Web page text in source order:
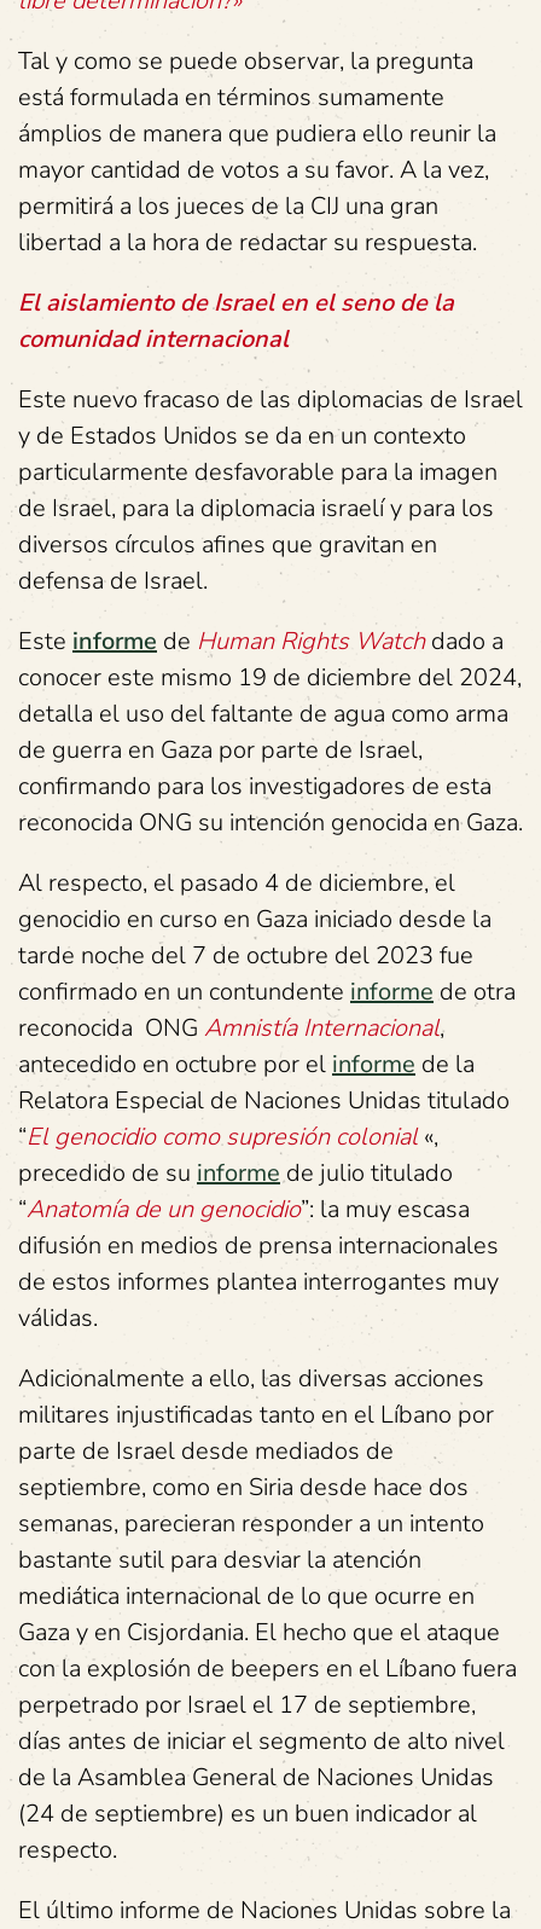
Tal y como se puede observar, la pregunta
está formulada en términos sumamente
ámplios de manera que pudiera ello reunir la
mayor cantidad de votos a su favor. A la vez,
permitirá a los jueces de la CIJ una gran
libertad a la hora de redactar su respuesta.
El aislamiento de Israel en el seno de la
comunidad internacional
Este nuevo fracaso de las diplomacias de Israel
y de Estados Unidos se da en un contexto
particularmente desfavorable para la imagen
de Israel, para la diplomacia israelí y para los
diversos círculos afines que gravitan en
defensa de Israel.
Este informe de Human Rights Watchdado a
conocer este mismo 19 de diciembre del 2024,
detalla el uso del faltante de agua como arma
de guerra en Gaza por parte de Israel,
confirmando para los investigadores de esta
reconocida ONG su intención genocida en Gaza.
Al respecto, el pasado 4 de diciembre, el
genocidio en curso en Gaza iniciado desde la
tarde noche del 7 de octubre del 2023 fue
confirmado en un contundente informede otra
reconocida ONG Amnistía Internacional,
antecedido en octubre por el informe de la
Relatora Especial de Naciones Unidas titulado
“El genocidio como supresión colonial«,
precedido de su informede julio titulado
“Anatomía de un genocidio”: la muy escasa
difusión en medios de prensa internacionales
de estos informes plantea interrogantes muy
válidas.
Adicionalmente a ello, las diversas acciones
militares injustificadas tanto en el Líbano por
parte de Israel desde mediados de
septiembre, como en Siria desde hace dos
semanas, parecieran responder a un intento
bastante sutil para desviar la atención
mediática internacional de lo que ocurre en
Gaza y en Cisjordania. El hecho que el ataque
con la explosión de beepers en el Líbano fuera
perpetrado por Israel el 17 de septiembre,
días antes de iniciar el segmento de alto nivel
de la Asamblea General de Naciones Unidas
(24 de septiembre) es un buen indicador al
respecto.
El último informe de Naciones Unidas sobre la